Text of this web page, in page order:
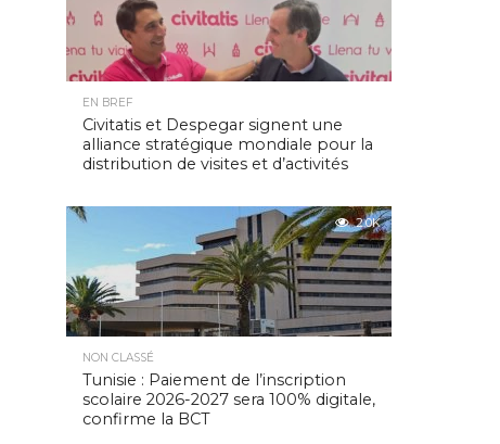
EN BREF
Civitatis et Despegar signent une
alliance stratégique mondiale pour la
distribution de visites et d’activités
2.0K
NON CLASSÉ
Tunisie : Paiement de l’inscription
scolaire 2026-2027 sera 100% digitale,
confirme la BCT